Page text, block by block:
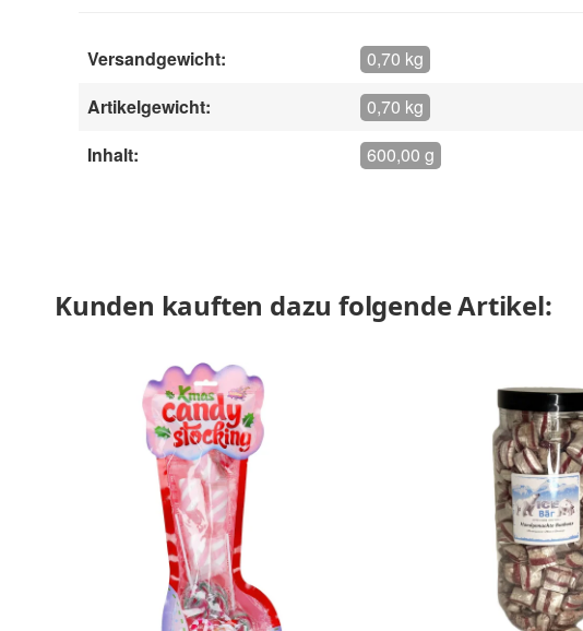
Versandgewicht:
0,70 kg
Artikelgewicht:
0,70 kg
Inhalt:
600,00 g
Kunden kauften dazu folgende Artikel: